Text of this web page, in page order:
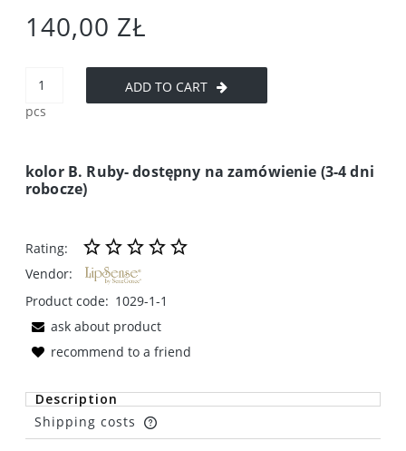
140,00 ZŁ
pcs
ADD TO CART
kolor B. Ruby- dostępny na zamówienie (3-4 dni
robocze)
Rating:
Vendor:
Product code: 1029-1-1
ask about product
recommend to a friend
Description
Shipping costs
The price does not include any possible payment